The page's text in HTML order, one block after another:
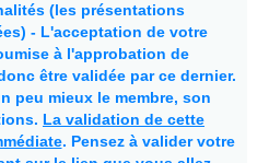
(les présentations
- L'acceptation de votre
à l'approbation de
être validée par ce dernier.
peu mieux le membre, son
La validation de cette
. Pensez à valider votre